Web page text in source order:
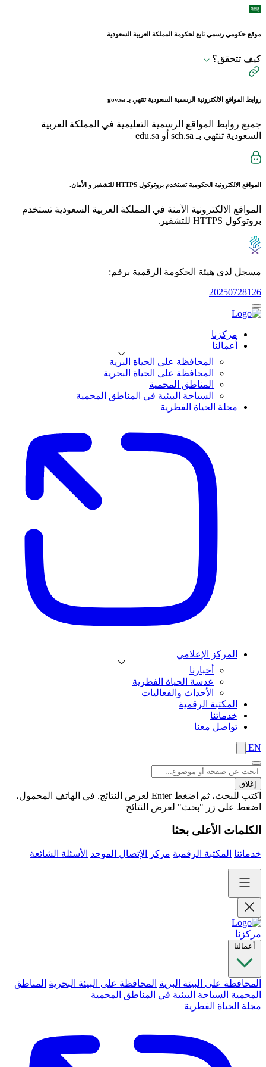
موقع حكومي رسمي تابع لحكومة المملكة العربية السعودية
كيف تتحقق؟
روابط المواقع الالكترونية الرسمية السعودية تنتهي بـ gov.sa
جميع روابط المواقع الرسمية التعليمية في المملكة العربية
السعودية تنتهي بـ sch.sa أو edu.sa
المواقع الالكترونية الحكومية تستخدم بروتوكول HTTPS للتشفير و الأمان.
المواقع الالكترونية الآمنة في المملكة العربية السعودية تستخدم
بروتوكول HTTPS للتشفير.
مسجل لدى هيئة الحكومة الرقمية برقم:
20250728126
مركزنا
أعمالنا
المحافظة على الحياة البرية
المحافظة على الحياة البحرية
المناطق المحمية
السياحة البيئية في المناطق المحمية
مجلة الحياة الفطرية
المركز الإعلامي
أخبارنا
عدسة الحياة الفطرية
الأحداث والفعاليات
المكتبة الرقمية
خدماتنا
تواصل معنا
EN
إغلاق
اكتب للبحث، ثم اضغط Enter لعرض النتائج. في الهاتف المحمول،
اضغط على زر "بحث" لعرض النتائج
الكلمات الأعلى بحثا
خدماتنا المكتبة الرقمية مركز الإتصال الموحد الأسئلة الشائعة
مركزنا
أعمالنا
المحافظة على البيئة البرية المحافظة على البيئة البحرية المناطق
المحمية السياحة البيئية في المناطق المحمية
مجلة الحياة الفطرية